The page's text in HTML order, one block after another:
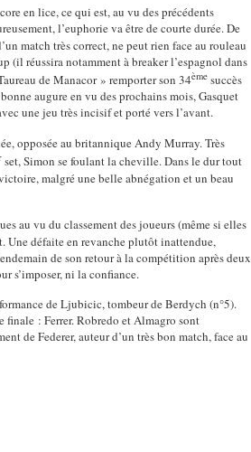
en lice, ce qui est, au vu des précédents
l’euphorie va être de courte durée. De
match très correct, ne peut rien face au rouleau
(il réussira notamment à breaker l’espagnol dans
de Manacor » remporter son 34ème succès
augure en vu des prochains mois, Gasquet
une jeu très incisif et porté vers l’avant.
opposée au britannique Andy Murray. Très
set, Simon se foulant la cheville. Dans le dur tout
malgré une belle abnégation et un beau
vu du classement des joueurs (même si elles
Une défaite en revanche plutôt inattendue,
de son retour à la compétition après deux
s’imposer, ni la confiance.
de Ljubicic, tombeur de Berdych (n°5).
finale : Ferrer. Robredo et Almagro sont
de Federer, auteur d’un très bon match, face au